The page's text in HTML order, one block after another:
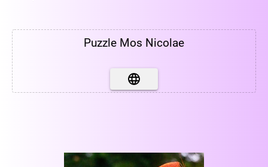
Puzzle Mos Nicolae